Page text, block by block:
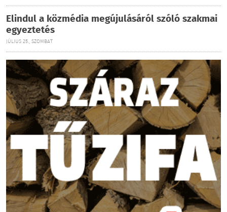
Elindul a közmédia megújulásáról szóló szakmai
egyeztetés
JÚLIUS 25., SZOMBAT